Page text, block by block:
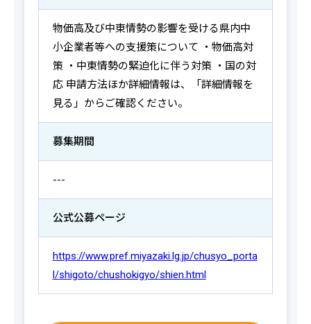
物価高及び中東情勢の影響を受ける県内中
小企業者等への支援策について ・物価高対
策 ・中東情勢の緊迫化に伴う対策 ・国の対
応 申請方法ほか詳細情報は、「詳細情報を
見る」からご確認ください。
募集期間
---
公式公募ページ
https://www.pref.miyazaki.lg.jp/chusyo_porta
l/shigoto/chushokigyo/shien.html